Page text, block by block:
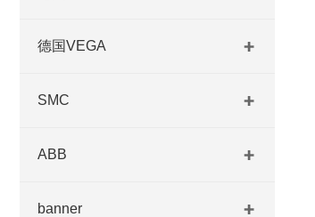
德国VEGA
SMC
ABB
banner